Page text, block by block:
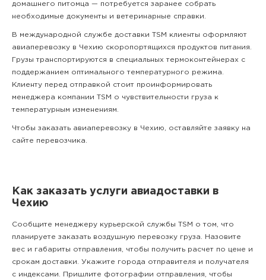
домашнего питомца — потребуется заранее собрать
необходимые документы и ветеринарные справки.
В международной службе доставки TSM клиенты оформляют
авиаперевозку в Чехию скоропортящихся продуктов питания.
Грузы транспортируются в специальных термоконтейнерах с
поддержанием оптимального температурного режима.
Клиенту перед отправкой стоит проинформировать
менеджера компании TSM о чувствительности груза к
температурным изменениям.
Чтобы заказать авиаперевозку в Чехию, оставляйте заявку на
сайте перевозчика.
Как заказать услуги авиадоставки в
Чехию
Сообщите менеджеру курьерской службы TSM о том, что
планируете заказать воздушную перевозку груза. Назовите
вес и габариты отправления, чтобы получить расчет по цене и
срокам доставки. Укажите города отправителя и получателя
с индексами. Пришлите фотографии отправления, чтобы